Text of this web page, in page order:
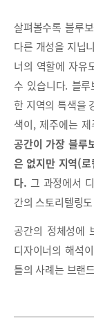
살펴볼수록 블루
다른 개성을 지닙
너의 역할에 자유
수 있습니다. 블루
한 지역의 특색을
색이, 제주에는
공간이 가장 블루
은 없지만 지역(
다. 그 과정에서
간의 스토리텔링
공간의 정체성에
디자이너의 해석
틀의 사례는 브랜